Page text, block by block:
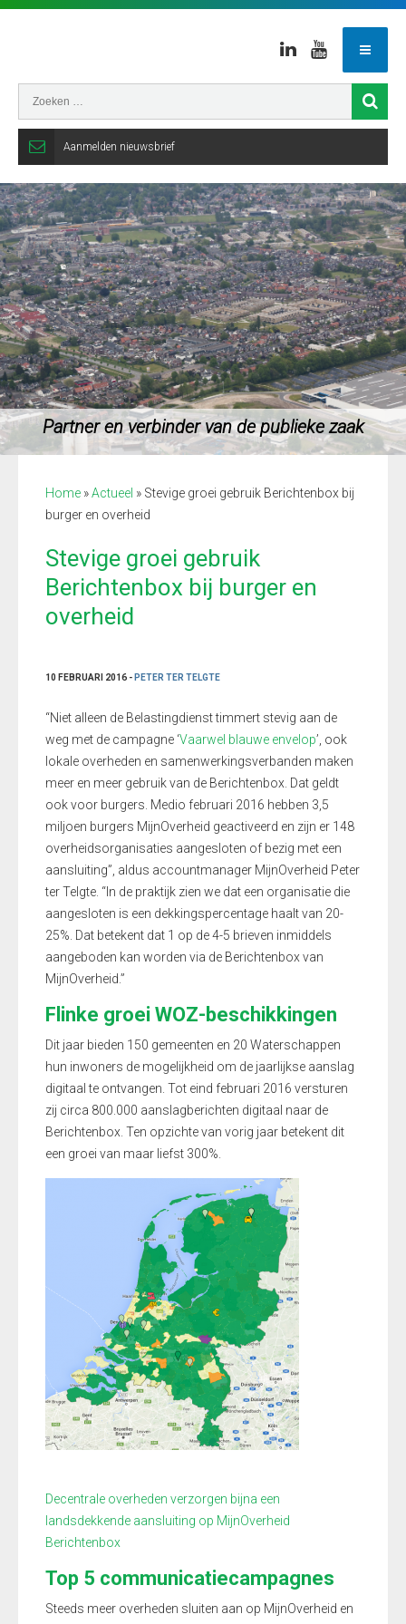
LinkedinYoutube
Aanmelden nieuwsbrief
Partner en verbinder van de publieke zaak
Home »Actueel » Stevige groei gebruik Berichtenbox bij
burger en overheid
Stevige groei gebruik
Berichtenbox bij burger en
overheid
10 FEBRUARI 2016 - PETER TER TELGTE
“Niet alleen de Belastingdienst timmert stevig aan de
weg met de campagne ‘Vaarwel blauwe envelop’, ook
lokale overheden en samenwerkingsverbanden maken
meer en meer gebruik van de Berichtenbox. Dat geldt
ook voor burgers. Medio februari 2016 hebben 3,5
miljoen burgers MijnOverheid geactiveerd en zijn er 148
overheidsorganisaties aangesloten of bezig met een
aansluiting”, aldus accountmanager MijnOverheid Peter
ter Telgte. “In de praktijk zien we dat een organisatie die
aangesloten is een dekkingspercentage haalt van 20-
25%. Dat betekent dat 1 op de 4-5 brieven inmiddels
aangeboden kan worden via de Berichtenbox van
MijnOverheid.”
Flinke groei WOZ-beschikkingen
Dit jaar bieden 150 gemeenten en 20 Waterschappen
hun inwoners de mogelijkheid om de jaarlijkse aanslag
digitaal te ontvangen. Tot eind februari 2016 versturen
zij circa 800.000 aanslagberichten digitaal naar de
Berichtenbox. Ten opzichte van vorig jaar betekent dit
een groei van maar liefst 300%.
Decentrale overheden verzorgen bijna een
landsdekkende aansluiting op MijnOverheid
Berichtenbox
Top 5 communicatiecampagnes
Steeds meer overheden sluiten aan op MijnOverheid en